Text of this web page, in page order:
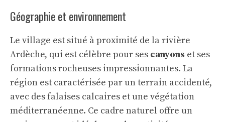
Géographie et environnement
Le village est situé à proximité de la rivière
Ardèche, qui est célèbre pour ses canyons et ses
formations rocheuses impressionnantes. La
région est caractérisée par un terrain accidenté,
avec des falaises calcaires et une végétation
méditerranéenne. Ce cadre naturel offre un